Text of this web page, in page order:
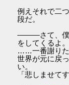
例えそれで二
段だ。
―――さて、僕
をしてくるよ。
……一番謝りた
世界が元に戻
い。
「悲しませて